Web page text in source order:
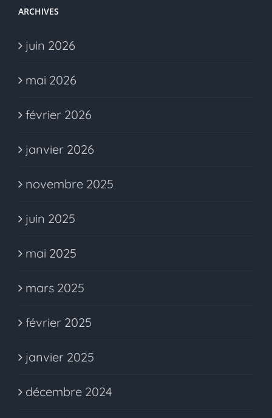
ARCHIVES
juin 2026
mai 2026
février 2026
janvier 2026
novembre 2025
juin 2025
mai 2025
mars 2025
février 2025
janvier 2025
décembre 2024